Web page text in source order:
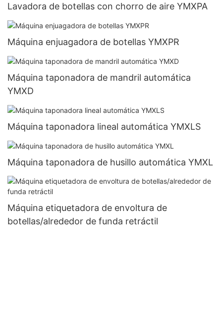
Lavadora de botellas con chorro de aire YMXPA
Máquina enjuagadora de botellas YMXPR
Máquina taponadora de mandril automática
YMXD
Máquina taponadora lineal automática YMXLS
Máquina taponadora de husillo automática YMXL
Máquina etiquetadora de envoltura de
botellas/alrededor de funda retráctil